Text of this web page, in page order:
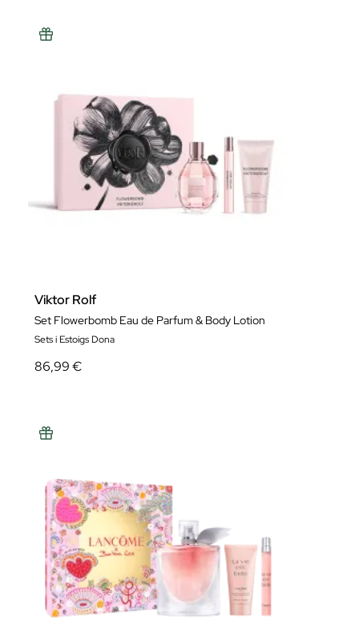
Viktor Rolf
Set Flowerbomb Eau de Parfum & Body Lotion
Sets i Estoigs Dona
86,99 €